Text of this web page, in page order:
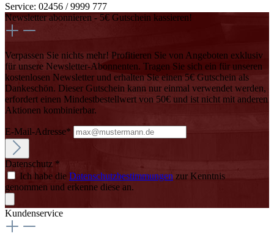
Service: 02456 / 9999 777
Newsletter abonnieren - 5€ Gutschein kassieren!
Verpassen Sie nichts mehr! Profitieren Sie von Angeboten exklusiv
für unsere Newsletter-Abonnenten. Tragen Sie sich ein für unseren
kostenlosen Newsletter und erhalten Sie einen 5€ Gutschein als
Dankeschön. Dieser Gutschein kann nur einmal verwendet werden,
erfordert einen Mindestbestellwert von 50€ und ist nicht mit anderen
Aktionen kombinierbar.
E-Mail-Adresse*
Datenschutz *
Ich habe die Datenschutzbestimmungen zur Kenntnis
genommen und erkenne diese an.
Kundenservice